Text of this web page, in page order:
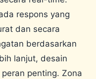
respons yang
dan secara
berdasarkan
lanjut, desain
penting. Zona